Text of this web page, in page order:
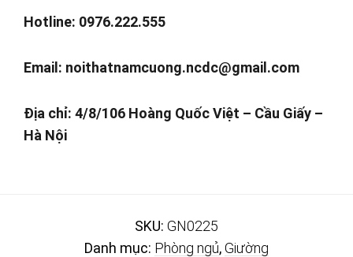
Hotline: 0976.222.555
Email: noithatnamcuong.ncdc@gmail.com
Địa chỉ: 4/8/106 Hoàng Quốc Việt – Cầu Giấy –
Hà Nội
SKU: GN0225
Danh mục: Phòng ngủ,Giường